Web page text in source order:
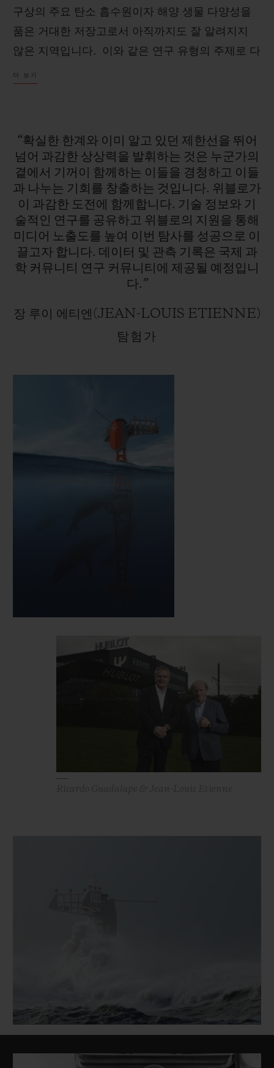
구상의 주요 탄소 흡수원이자 해양 생물 다양성을
품은 거대한 저장고로서 아직까지도 잘 알려지지
않은 지역입니다. 이와 같은 연구 유형의 주제로 다
뤄지지 않았던 남극해에 대한 첫 번째 탐사가 시작
양성, 해류 동력학, 인간에 의한 오염의 영향, 기후
를 조절하는 대기와 해양의 상호작용에 대한 귀중
한 탐사 기간의 연속적인 흐름을 수집할 수 있습니
다. 이 데이터는 국제 과학 연구 커뮤니티에 제공될
예정입니다.
더 보기
“확실한 한계와 이미 알고 있던 제한선을 뛰어
넘어 과감한 상상력을 발휘하는 것은 누군가의
곁에서 기꺼이 함께하는 이들을 경청하고 이들
과 나누는 기회를 창출하는 것입니다. 위블로가
이 과감한 도전에 함께합니다. 기술 정보와 기
술적인 연구를 공유하고 위블로의 지원을 통해
미디어 노출도를 높여 이번 탐사를 성공으로 이
끌고자 합니다. 데이터 및 관측 기록은 국제 과
학 커뮤니티 연구 커뮤니티에 제공될 예정입니
다.”
장 루이 에티엔(JEAN-LOUIS ETIENNE)
탐험가
연락처
부티크 검색